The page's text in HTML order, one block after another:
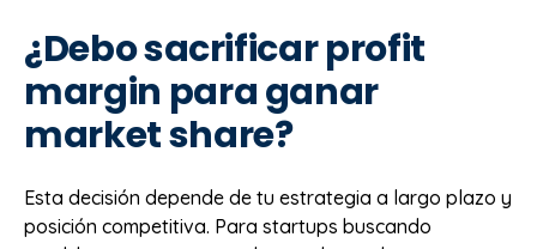
¿Debo sacrificar profit
margin para ganar
market share?
Esta decisión depende de tu estrategia a largo plazo y
posición competitiva. Para startups buscando